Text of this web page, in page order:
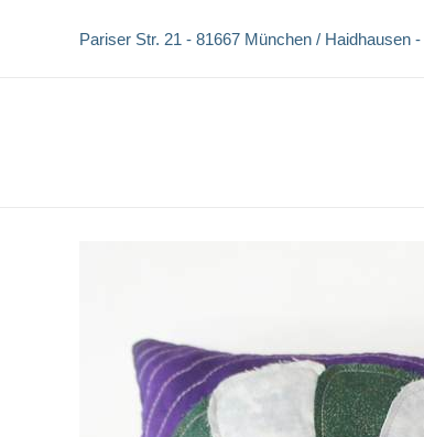
Pariser Str. 21 - 81667 München / Haidhausen -